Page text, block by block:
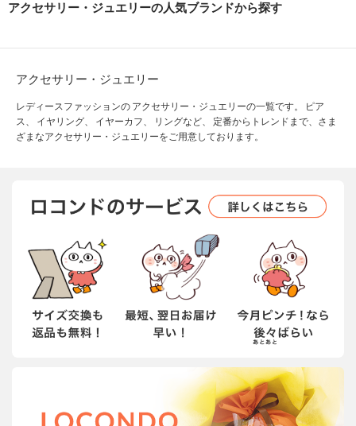
アクセサリー・ジュエリーの人気ブランドから探す
アクセサリー・ジュエリー
レディースファッションの アクセサリー・ジュエリーの一覧です。 ピア
ス、 イヤリング、 イヤーカフ、 リングなど、 定番からトレンドまで、さま
ざまなアクセサリー・ジュエリーをご用意しております。